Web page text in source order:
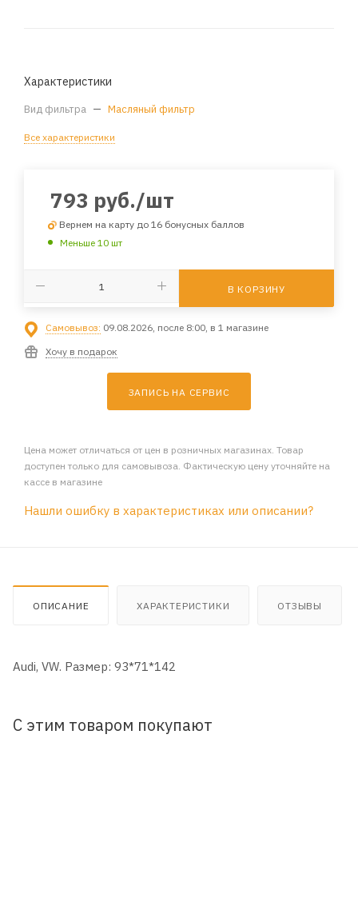
Характеристики
Вид фильтра — Масляный фильтр
Все характеристики
793 руб./шт
Вернем на карту до 16 бонусных баллов
Меньше 10 шт
В КОРЗИНУ
Самовывоз: 09.08.2026, после 8:00, в 1 магазине
Хочу в подарок
ЗАПИСЬ НА СЕРВИС
Цена может отличаться от цен в розничных магазинах. Товар
доступен только для самовывоза. Фактическую цену уточняйте на
кассе в магазине
Нашли ошибку в характеристиках или описании?
ОПИСАНИЕ ХАРАКТЕРИСТИКИ ОТЗЫВЫ
Audi, VW. Размер: 93*71*142
С этим товаром покупают